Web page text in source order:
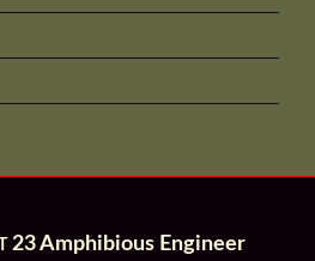
23 Amphibious Engineer